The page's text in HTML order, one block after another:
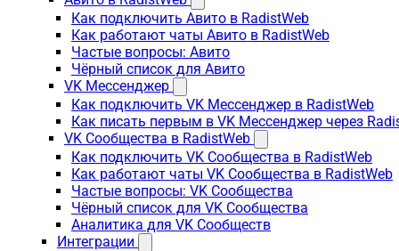
Как подключить Авито в RadistWeb
Как работают чаты Авито в RadistWeb
Частые вопросы: Авито
Чёрный список для Авито
VK Мессенджер
Как подключить VK Мессенджер в RadistWeb
Как писать первым в VK Мессенджер через
VK Сообщества в RadistWeb
Как подключить VK Сообщества в RadistWeb
Как работают чаты VK Сообщества в RadistWeb
Частые вопросы: VK Сообщества
Чёрный список для VK Сообщества
Аналитика для VK Сообществ
Интеграции